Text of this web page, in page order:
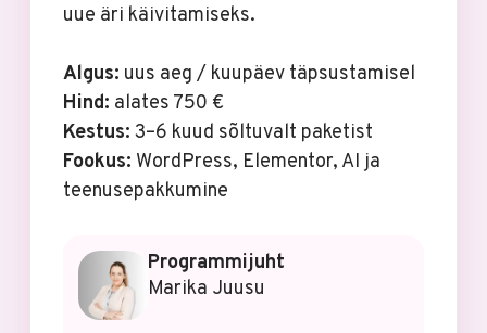
uue äri käivitamiseks.
Algus: uus aeg / kuupäev täpsustamisel
Hind: alates 750 €
Kestus: 3–6 kuud sõltuvalt paketist
Fookus: WordPress, Elementor, AI ja
teenusepakkumine
Programmijuht
Marika Juusu